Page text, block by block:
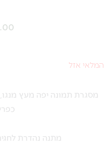
המלאי אזל
מסגרת תמונה יפה מעץ
מתנה נהדרת